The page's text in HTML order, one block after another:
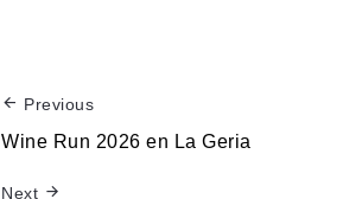
Previous
Wine Run 2026 en La Geria
Next